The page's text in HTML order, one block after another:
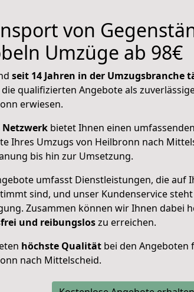
von
Umzüge ab 98€
seit 14 Jahren in der Umzugsbranche
qualifizierten Angebote als
erwiesen.
Netzwerk bietet Ihnen einen
Ihres Umzugs von Heilbronn nach
bis hin zur Umsetzung.
umfasst Dienstleistungen, die auf
sind, und unser Kundenservice
Zusammen können wir Ihnen dabei
und reibungsloszu erreichen.
höchste Qualität bei den Angeboten
nach Mittelscheid.